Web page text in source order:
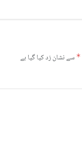
* سے نشان زد کیا گیا ہے